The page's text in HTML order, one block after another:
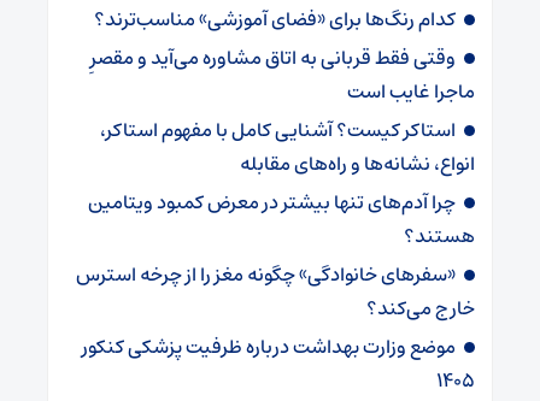
کدام رنگ‌ها برای «فضای آموزشی» مناسب‌ترند؟
وقتی فقط قربانی به اتاق مشاوره می‌آید و مقصرِ
ماجرا غایب است
استاکر کیست؟ آشنایی کامل با مفهوم استاکر،
انواع، نشانه‌ها و راه‌های مقابله
چرا آدم‌های تنها بیشتر در معرض کمبود ویتامین
هستند؟
«سفرهای خانوادگی» چگونه مغز را از چرخه استرس
خارج می‌کند؟
موضع وزارت بهداشت درباره ظرفیت پزشکی کنکور
۱۴۰۵